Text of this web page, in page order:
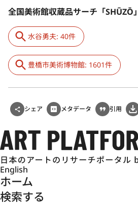
全国美術館収蔵品サーチ「SHŪZŌ」
水谷勇夫: 40件
豊橋市美術博物館: 1601件
シェア メタデータ 引用
English
ホーム
検索する